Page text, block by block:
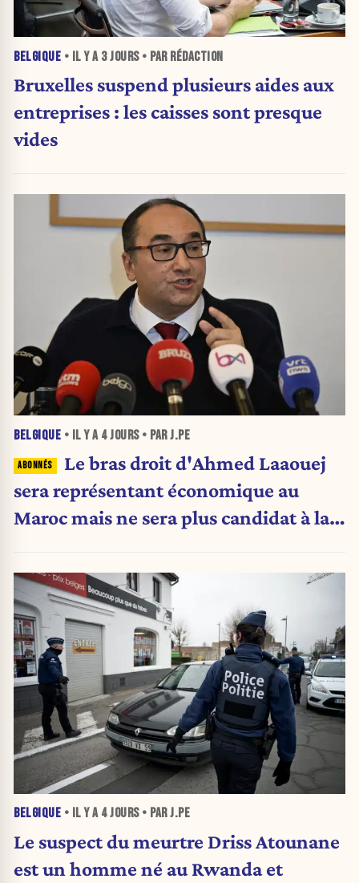
BELGIQUE • IL Y A 3 JOURS• PAR RÉDACTION
Bruxelles suspend plusieurs aides aux
entreprises : les caisses sont presque
vides
BELGIQUE • IL Y A 4 JOURS• PAR J.PE
Le bras droit d'Ahmed Laaouej
sera représentant économique au
Maroc mais ne sera plus candidat à la
BELGIQUE • IL Y A 4 JOURS• PAR J.PE
Le suspect du meurtre Driss Atounane
est un homme né au Rwanda et